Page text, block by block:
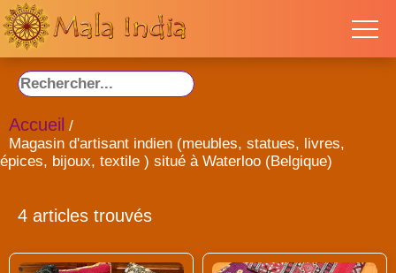
Accueil /
Magasin d'artisant indien (meubles, statues, livres,
épices, bijoux, textile ) situé à Waterloo (Belgique)
4 articles trouvés